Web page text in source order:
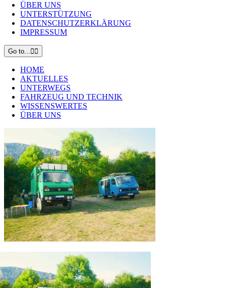
ÜBER UNS
UNTERSTÜTZUNG
DATENSCHUTZERKLÄRUNG
IMPRESSUM
Go to...
HOME
AKTUELLES
UNTERWEGS
FAHRZEUG UND TECHNIK
WISSENSWERTES
ÜBER UNS